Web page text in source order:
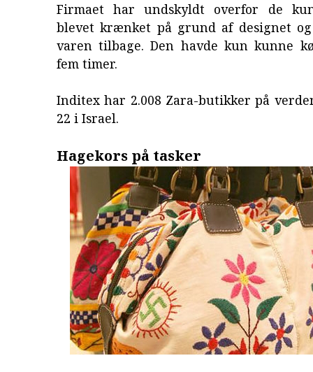
Firmaet har undskyldt overfor de
blevet krænket på grund af designet
varen tilbage. Den havde kun kunne
fem timer.
Inditex har 2.008 Zara-butikker på
22 i Israel.
Hagekors på tasker